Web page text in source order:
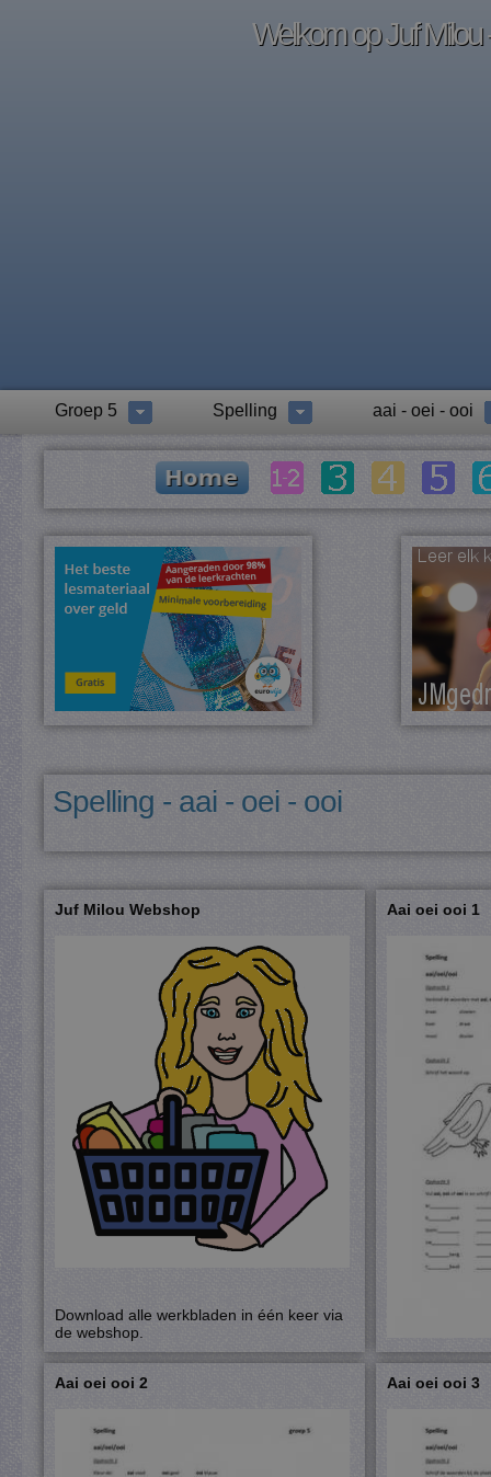
Welkom op Juf Milou
Groep 5 Spelling aai - oei - ooi
Spelling - aai - oei - ooi
Juf Milou Webshop
Download alle werkbladen in één keer via
de webshop.
Aai oei ooi 1
Aai oei ooi 2 Aai oei ooi 3